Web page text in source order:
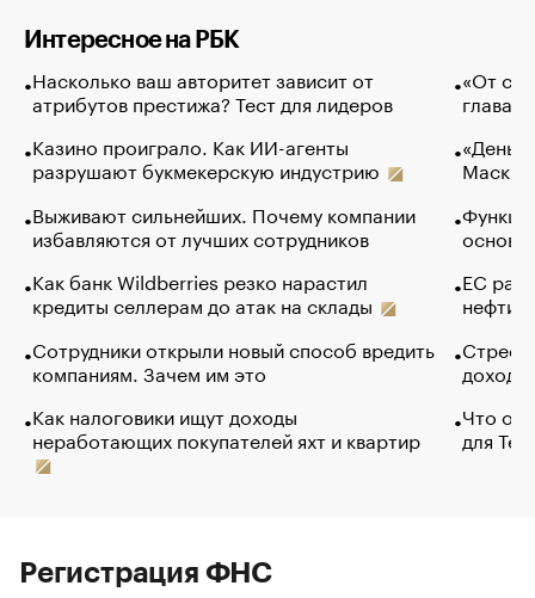
Интересное на РБК
Насколько ваш авторитет зависит от
атрибутов престижа? Тест для лидеров
Казино проиграло. Как ИИ-агенты
разрушают букмекерскую индустрию
Выживают сильнейших. Почему компании
избавляются от лучших сотрудников
Как банк Wildberries резко нарастил
кредиты селлерам до атак на склады
Сотрудники открыли новый способ вредить
компаниям. Зачем им это
Как налоговики ищут доходы
неработающих покупателей яхт и квартир
«От
глава
Маск в
основ
ЕС
нефти
Что
для
Регистрация ФНС